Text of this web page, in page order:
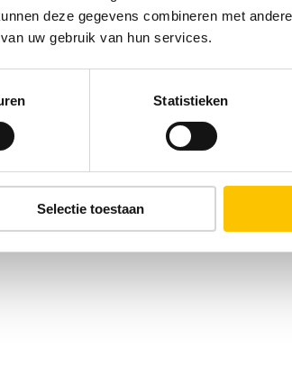
deze gegevens combineren met
uw gebruik van hun services.
Statistieken
Selectie toestaan